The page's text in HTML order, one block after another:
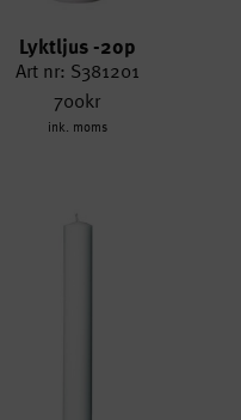
Lyktljus -20p
Art nr: S381201
700kr
ink. moms